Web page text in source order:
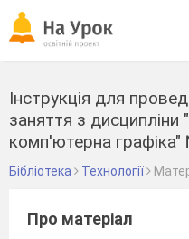
Інструкція для
заняття з дисципліни
комп'ютерна
Бібліотека Технології
Про матеріал